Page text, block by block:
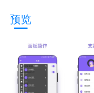
预览